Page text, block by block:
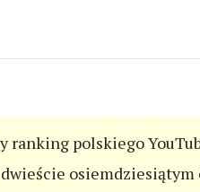
ranking polskiego
osiemdziesiątym